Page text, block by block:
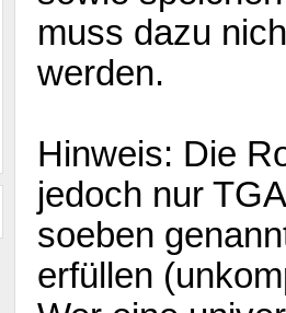
muss dazu
werden.
Hinweis: Die
jedoch nur
soeben
erfüllen